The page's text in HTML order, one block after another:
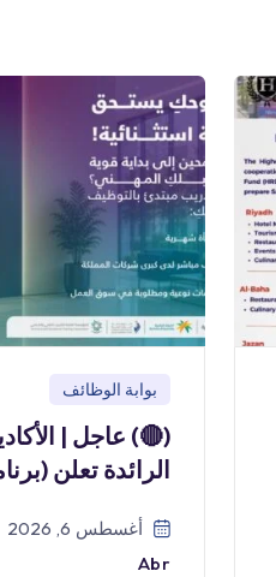
بوابة الوظائف
(🔴) عاجل |
الرائدة تعلن
أغسطس 6, 2026
Abr